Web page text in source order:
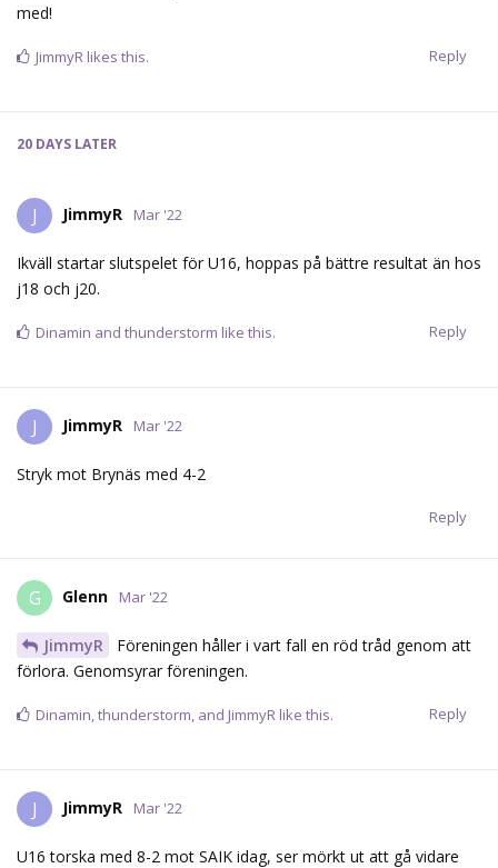
med!
Reply
JimmyR likes this.
20 DAYS LATER
J JimmyR Mar '22
Ikväll startar slutspelet för U16, hoppas på bättre resultat än hos
j18 och j20.
Reply
Dinamin and thunderstorm like this.
J JimmyR Mar '22
Stryk mot Brynäs med 4-2
Reply
G Glenn Mar '22
JimmyR
Föreningen håller i vart fall en röd tråd genom att
förlora. Genomsyrar föreningen.
Reply
Dinamin,thunderstorm, and JimmyR like this.
J JimmyR Mar '22
U16 torska med 8-2 mot SAIK idag, ser mörkt ut att gå vidare